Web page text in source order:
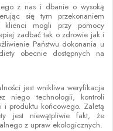
z nas i dbanie o wysoką
się tym przekonaniem
klienci mogli przy pomocy
zadbać tak o zdrowie jak i
Państwu dokonania u
obecnie dostępnych na
jest wnikliwa weryfikacja
niego technologii, kontroli
i produktu końcowego. Zaletą
jest niewątpliwie fakt, że
z upraw ekologicznych.